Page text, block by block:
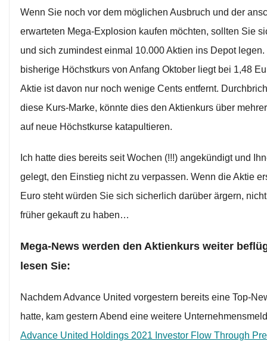
Wenn Sie noch vor dem möglichen Ausbruch und der
erwarteten Mega-Explosion kaufen möchten, sollten Sie
und sich zumindest einmal 10.000 Aktien ins Depot legen.
bisherige Höchstkurs von Anfang Oktober liegt bei 1,48
Aktie ist davon nur noch wenige Cents entfernt.
diese Kurs-Marke, könnte dies den Aktienkurs über
auf neue Höchstkurse katapultieren.
Ich hatte dies bereits seit Wochen (!!!) angekündigt und
gelegt, den Einstieg nicht zu verpassen. Wenn die Aktie
Euro steht würden Sie sich sicherlich darüber ärgern,
früher gekauft zu haben…
Mega-News werden den Aktienkurs weiter
lesen Sie:
Nachdem Advance United vorgestern bereits eine Top-
hatte, kam gestern Abend eine weitere
Advance United Holdings 2021 Investor Flow Through